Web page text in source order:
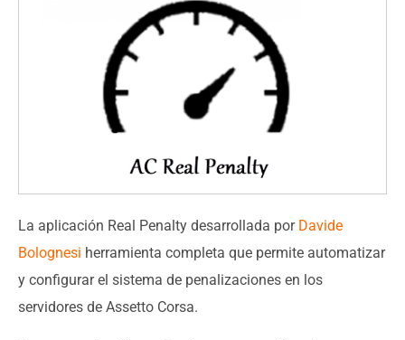
La aplicación Real Penalty desarrollada por Davide
Bolognesi herramienta completa que permite automatizar
y configurar el sistema de penalizaciones en los
servidores de Assetto Corsa.